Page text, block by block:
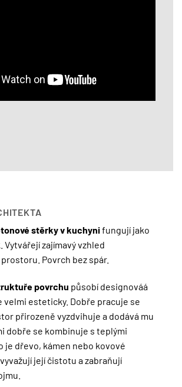
stěrky v kuchynifungují jako
Vytvářejí zajímavý vzhled
Povrch bez spár.
povrchu působí designováá
velmi esteticky. Dobře pracuje se
přirozeně vyzdvihuje a dodává mu
dobře se kombinuje s teplými
je dřevo, kámen nebo kovové
její čistotu a zabraňují